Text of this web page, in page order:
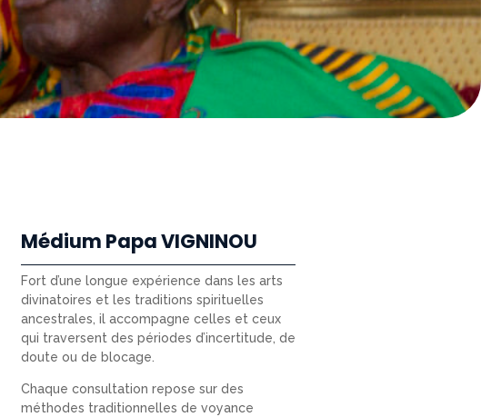
Médium Papa VIGNINOU
Fort d’une longue expérience dans les arts
divinatoires et les traditions spirituelles
ancestrales, il accompagne celles et ceux
qui traversent des périodes d’incertitude, de
doute ou de blocage.
Chaque consultation repose sur des
méthodes traditionnelles de voyance